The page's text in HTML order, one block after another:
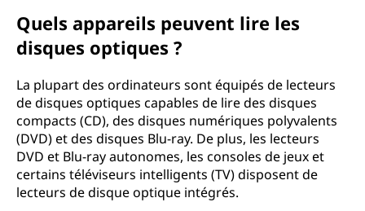
Quels appareils peuvent lire les
disques optiques ?
La plupart des ordinateurs sont équipés de lecteurs
de disques optiques capables de lire des disques
compacts (CD), des disques numériques polyvalents
(DVD) et des disques Blu-ray. De plus, les lecteurs
DVD et Blu-ray autonomes, les consoles de jeux et
certains téléviseurs intelligents (TV) disposent de
lecteurs de disque optique intégrés.